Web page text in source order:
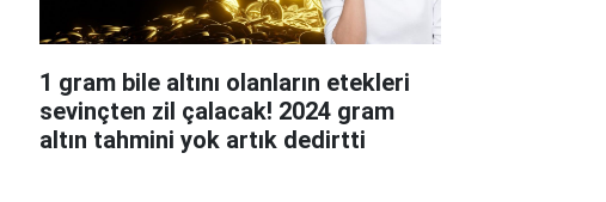
1 gram bile altını olanların etekleri
sevinçten zil çalacak! 2024 gram
altın tahmini yok artık dedirtti